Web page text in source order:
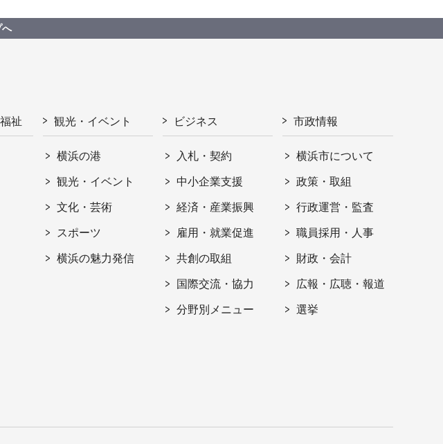
へ
祉 観光・イベント
横浜の港
観光・イベント
文化・芸術
スポーツ
横浜の魅力発信
ビジネス
入札・契約
中小企業支援
経済・産業振興
雇用・就業促進
共創の取組
国際交流・協力
分野別メニュー
市政情報
横浜市について
政策・取組
行政運営・監査
職員採用・人事
財政・会計
広報・広聴・報道
選挙